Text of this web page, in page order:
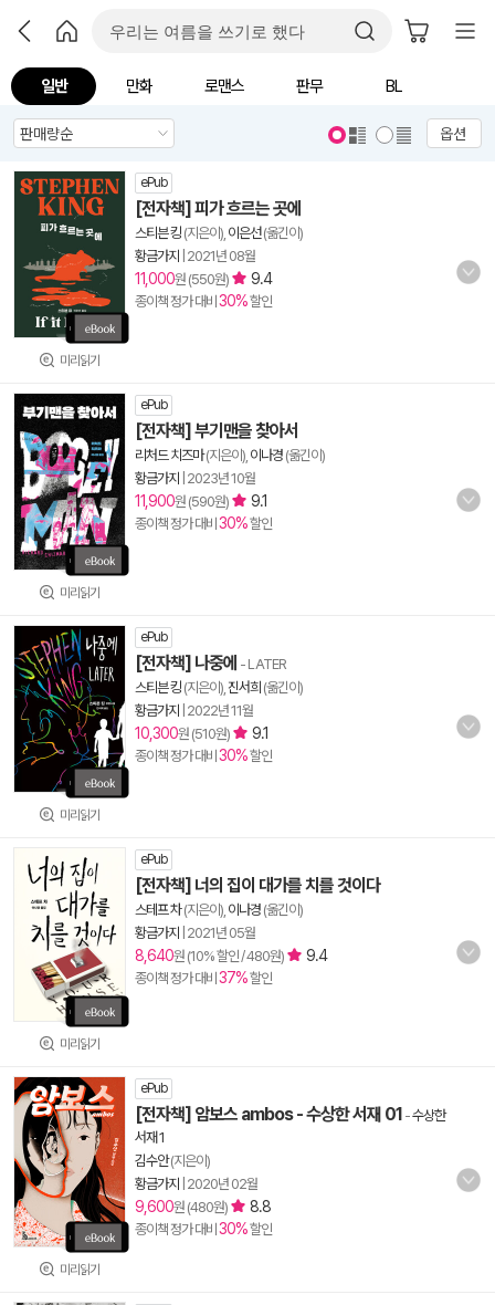
일반 만화 로맨스 판무 BL
옵션
미리읽기
ePub
[전자책] 피가 흐르는 곳에
스티븐 킹 (지은이), 이은선(옮긴이)
황금가지
2021년 08월
11,000원 (550원) 9.4
종이책 정가 대비 30%할인
미리읽기
ePub
[전자책] 부기맨을 찾아서
리처드 치즈마(지은이), 이나경 (옮긴이)
황금가지
2023년 10월
11,900원 (590원) 9.1
종이책 정가 대비 30%할인
미리읽기
ePub
[전자책] 나중에 - LATER
스티븐 킹 (지은이), 진서희 (옮긴이)
황금가지
2022년 11월
10,300원 (510원) 9.1
종이책 정가 대비 30%할인
미리읽기
ePub
[전자책] 너의 집이 대가를 치를 것이다
스테프 차(지은이), 이나경 (옮긴이)
황금가지
2021년 05월
8,640원 (10% 할인 / 480원) 9.4
종이책 정가 대비 37%할인
미리읽기
ePub
[전자책] 암보스 ambos - 수상한 서재 01 -수상한
서재 1
김수안(지은이)
황금가지
2020년 02월
9,600원 (480원) 8.8
종이책 정가 대비 30%할인